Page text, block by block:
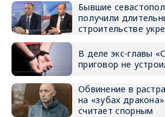
Бывшие
получили
строительстве
В деле экс-главы
приговор не
Обвинение в
на «зубах
считает спорным